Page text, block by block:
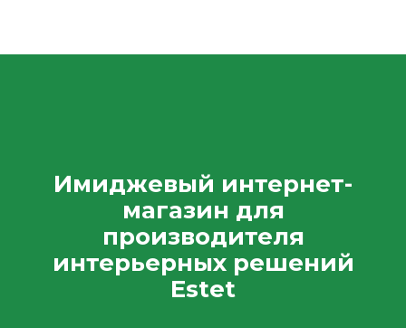
Имиджевый интернет-
магазин для
производителя
интерьерных решений
Estet